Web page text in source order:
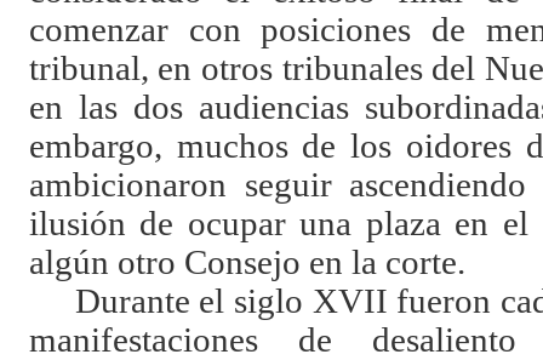
comenzar con posiciones de
tribunal, en otros tribunales del
en las dos audiencias
embargo, muchos de los oidores
ambicionaron seguir
ilusión de ocupar una plaza en
algún otro Consejo en la corte.
Durante el siglo XVII fueron
manifestaciones de